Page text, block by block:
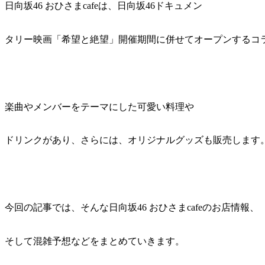
日向坂46 おひさまcafeは、日向坂46ドキュメン
タリー映画「希望と絶望」開催期間に併せてオープンするコ
楽曲やメンバーをテーマにした可愛い料理や
ドリンクがあり、さらには、オリジナルグッズも販売します。
今回の記事では、そんな日向坂46 おひさまcafeのお店情報、
そして混雑予想などをまとめていきます。